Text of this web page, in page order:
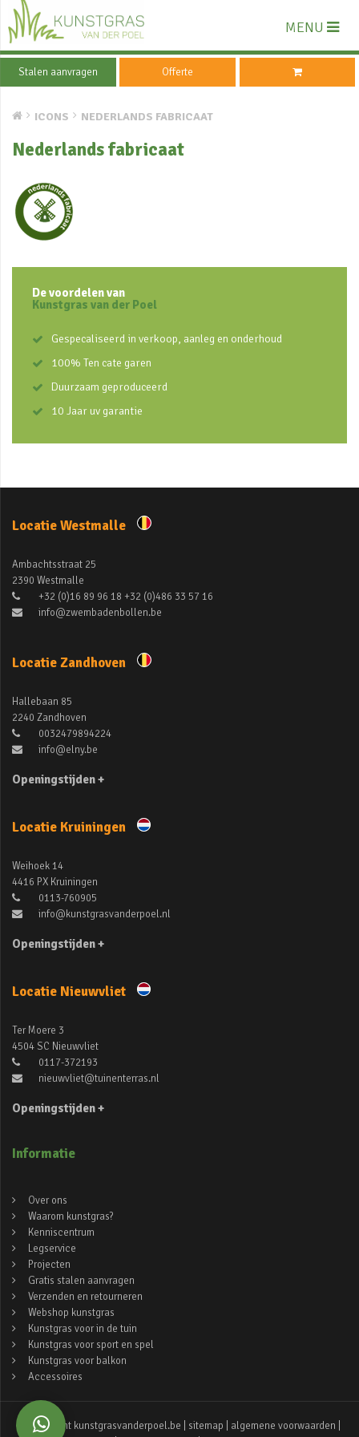
MENU
Stalen aanvragen Offerte
ICONS NEDERLANDS FABRICAAT
Nederlands fabricaat
De voordelen van
Kunstgras van der Poel
Gespecaliseerd in verkoop, aanleg en onderhoud
100% Ten cate garen
Duurzaam geproduceerd
10 Jaar uv garantie
Locatie Westmalle
Ambachtsstraat 25
2390 Westmalle
+32 (0)16 89 96 18 +32 (0)486 33 57 16
info@zwembadenbollen.be
Locatie Zandhoven
Hallebaan 85
2240 Zandhoven
0032479894224
info@elny.be
Openingstijden +
Locatie Kruiningen
Weihoek 14
4416 PX Kruiningen
0113-760905
info@kunstgrasvanderpoel.nl
Openingstijden +
Locatie Nieuwvliet
Ter Moere 3
4504 SC Nieuwvliet
0117-372193
nieuwvliet@tuinenterras.nl
Openingstijden +
Informatie
Over ons
Waarom kunstgras?
Kenniscentrum
Legservice
Projecten
Gratis stalen aanvragen
Verzenden en retourneren
Webshop kunstgras
Kunstgras voor in de tuin
Kunstgras voor sport en spel
Kunstgras voor balkon
Accessoires
© copyright kunstgrasvanderpoel.be | sitemap algemene voorwaarden